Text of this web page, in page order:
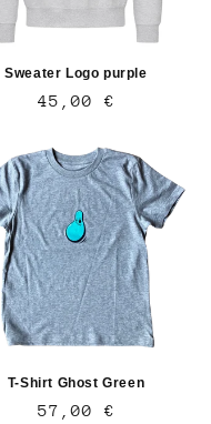
Sweater Logo purple
Normaler
45,00 €
T-Shirt Ghost Green
Normaler
57,00 €